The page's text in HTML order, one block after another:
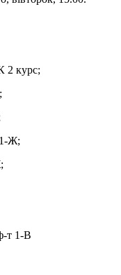
2 курс;
Ж;
т 1-В